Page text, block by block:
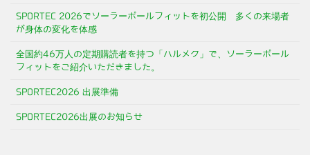
SPORTEC 2026でソーラーポールフィットを初公開 多くの来場者
が身体の変化を体感
全国約46万人の定期購読者を持つ「ハルメク」で、ソーラーポール
フィットをご紹介いただきました。
SPORTEC2026 出展準備
SPORTEC2026出展のお知らせ